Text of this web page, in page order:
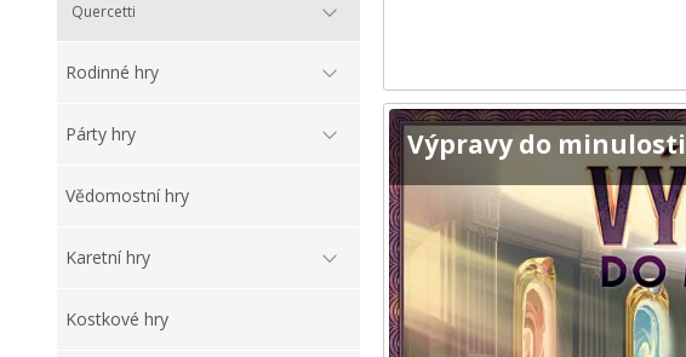
Quercetti
Rodinné hry
Párty hry
Vědomostní hry
Karetní hry
Kostkové hry
Výpravy do minulosti